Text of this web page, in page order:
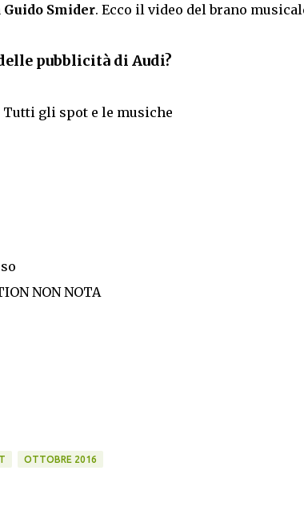
Guido Smider. Ecco il video del brano
pubblicità di Audi?
Tutti gli spot e le musiche
NON NOTA
OTTOBRE 2016